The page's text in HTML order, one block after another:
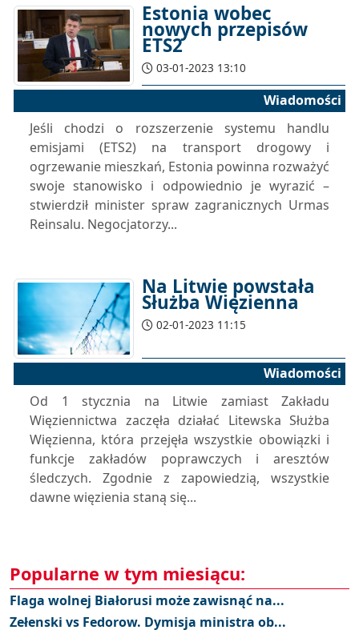
Estonia wobec
nowych przepisów
ETS2
03-01-2023 13:10
Wiadomości
Jeśli chodzi o rozszerzenie systemu handlu
emisjami (ETS2) na transport drogowy i
ogrzewanie mieszkań, Estonia powinna rozważyć
swoje stanowisko i odpowiednio je wyrazić –
stwierdził minister spraw zagranicznych Urmas
Reinsalu. Negocjatorzy...
Na Litwie powstała
Służba Więzienna
02-01-2023 11:15
Wiadomości
Od 1 stycznia na Litwie zamiast Zakładu
Więziennictwa zaczęła działać Litewska Służba
Więzienna, która przejęła wszystkie obowiązki i
funkcje zakładów poprawczych i aresztów
śledczych. Zgodnie z zapowiedzią, wszystkie
dawne więzienia staną się...
Popularne w tym miesiącu:
Flaga wolnej Białorusi może zawisnąć na...
Zełenski vs Fedorow. Dymisja ministra ob...